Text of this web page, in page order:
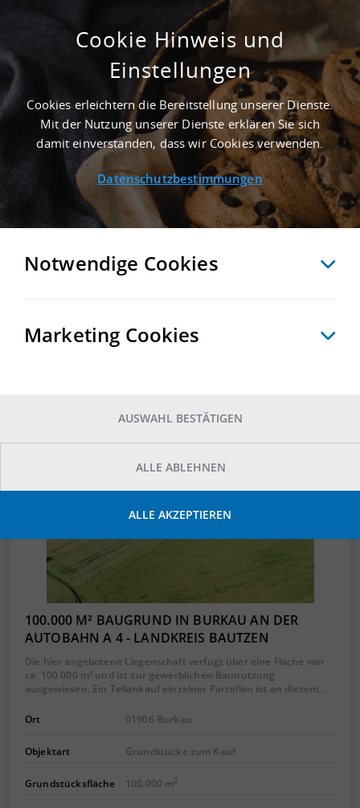
SUCHE ANPASSEN
Elstra
FOLGENDE 80 IMMOBILIEN ENTSPRECHEN IHREN
SUCHAUFTRAG ANLEGEN
100.000 M² BAUGRUND IN BURKAU AN DER
AUTOBAHN A 4 - LANDKREIS BAUTZEN
Die hier angebotene Liegenschaft verfügt über eine Fläche von
ca. 100.000 m² und ist zur gewerblichen Baunutzung
ausgewiesen. Ein Teilankauf einzelner Parzellen ist an diesem…
Ort 01906 Burkau
Objektart Grundstücke zum Kauf
Grundstücksfläche 100.000 m2
Cookie Hinweis und
Einstellungen
Cookies erleichtern die Bereitstellung unserer Dienste.
Mit der Nutzung unserer Dienste erklären Sie sich
damit einverstanden, dass wir Cookies verwenden.
Datenschutzbestimmungen
Notwendige Cookies
Marketing Cookies
AUSWAHL BESTÄTIGEN
ALLE ABLEHNEN
ALLE AKZEPTIEREN